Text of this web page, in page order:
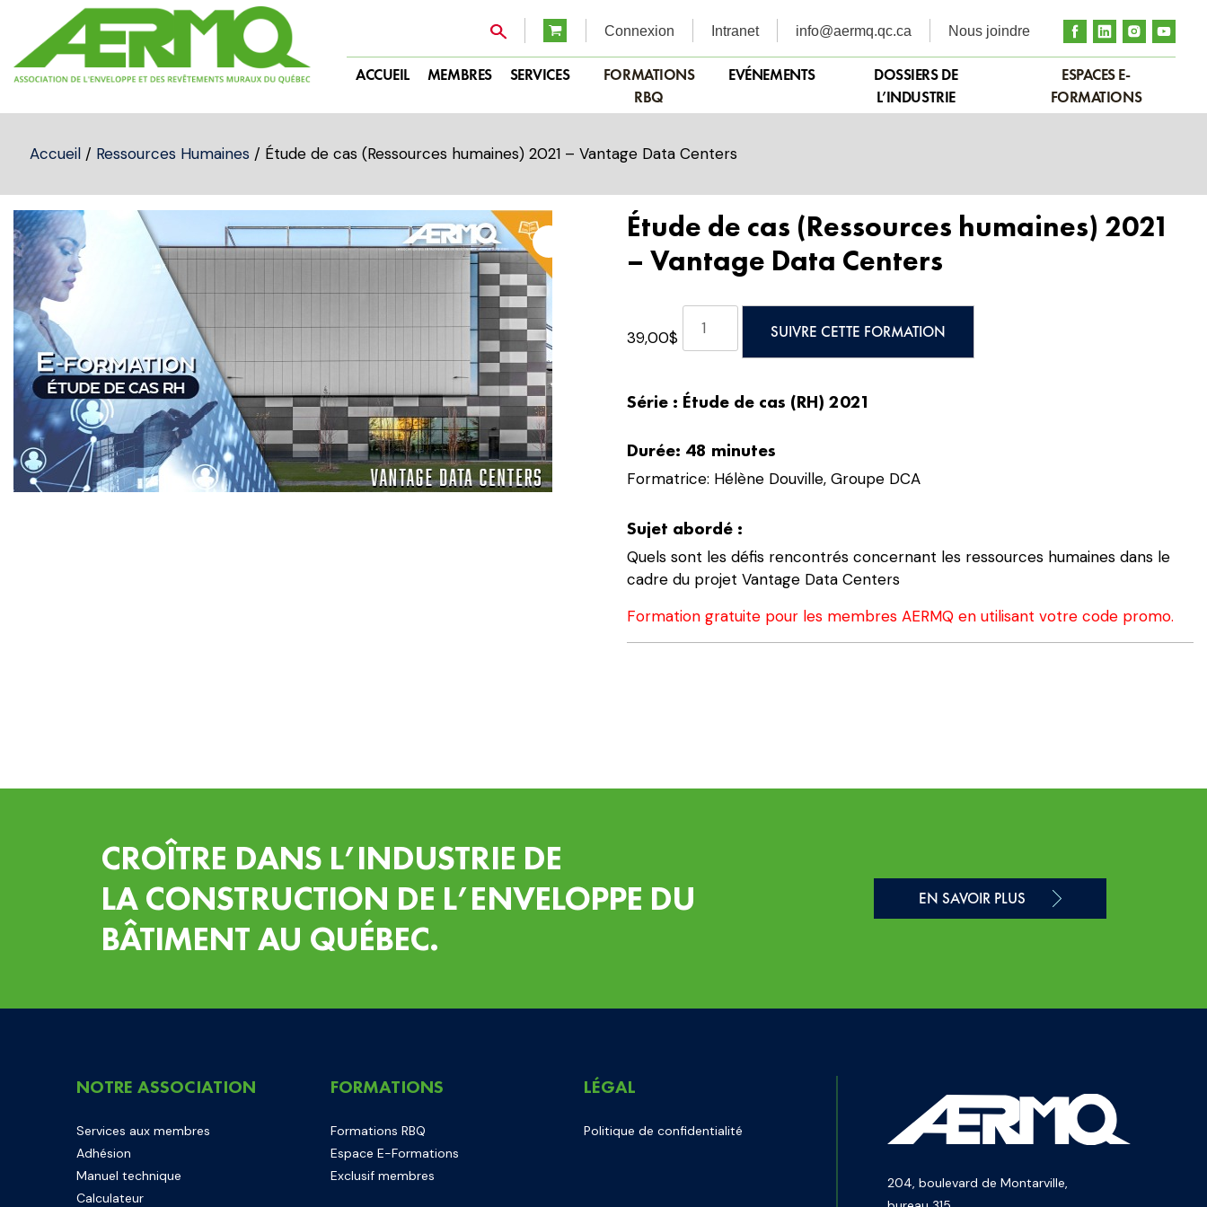
content
Connexion Intranet info@aermq.qc.ca Nous joindre
ACCUEIL MEMBRES SERVICES
FORMATIONS
RBQ
EVÉNEMENTS
DOSSIERS DE
L’INDUSTRIE
ESPACES E-
FORMATIONS
Accueil / Ressources Humaines / Étude de cas (Ressources humaines) 2021 – Vantage Data Centers
Étude de cas (Ressources humaines) 2021
– Vantage Data Centers
39,00$
cas
humaines)
2021
Vantage
Data
Centers
SUIVRE CETTE FORMATION
Série : Étude de cas (RH) 2021
Durée: 48 minutes
Formatrice: Hélène Douville, Groupe DCA
Sujet abordé :
Quels sont les défis rencontrés concernant les ressources humaines dans le
cadre du projet Vantage Data Centers
Formation gratuite pour les membres AERMQ en utilisant votre code promo.
CROÎTRE DANS L’INDUSTRIE DE
LA CONSTRUCTION DE L’ENVELOPPE DU
BÂTIMENT AU QUÉBEC.
EN SAVOIR PLUS
NOTRE ASSOCIATION
Services aux membres
Adhésion
Manuel technique
Calculateur
FORMATIONS
Formations RBQ
Espace E-Formations
Exclusif membres
LÉGAL
Politique de confidentialité
204, boulevard de Montarville,